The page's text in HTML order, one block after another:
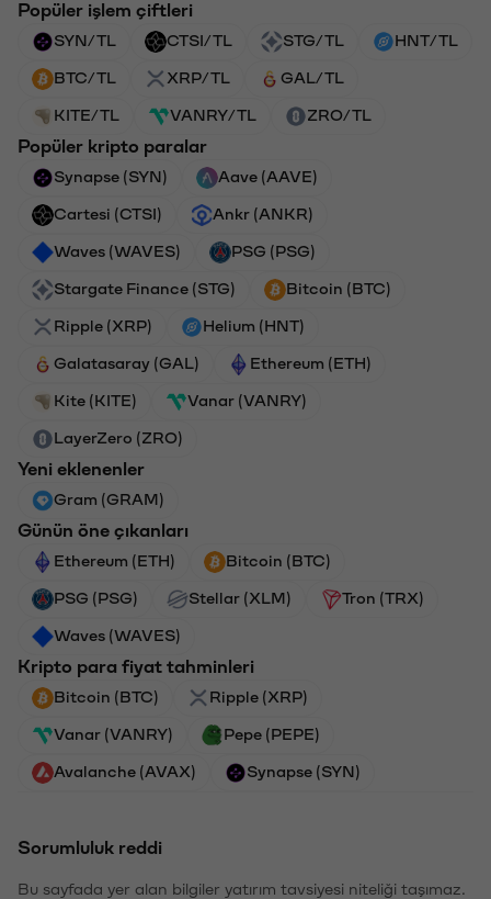
Popüler işlem çiftleri
SYN/TL CTSI/TL STG/TL HNT/TL
BTC/TL XRP/TL GAL/TL
KITE/TL VANRY/TL ZRO/TL
Popüler kripto paralar
Synapse (SYN) Aave (AAVE)
Cartesi (CTSI) Ankr (ANKR)
Waves (WAVES) PSG (PSG)
Stargate Finance (STG) Bitcoin (BTC)
Ripple (XRP) Helium (HNT)
Galatasaray (GAL) Ethereum (ETH)
Kite (KITE) Vanar (VANRY)
LayerZero (ZRO)
Yeni eklenenler
Gram (GRAM)
Günün öne çıkanları
Ethereum (ETH) Bitcoin (BTC)
PSG (PSG) Stellar (XLM) Tron (TRX)
Waves (WAVES)
Kripto para fiyat tahminleri
Bitcoin (BTC) Ripple (XRP)
Vanar (VANRY) Pepe (PEPE)
Avalanche (AVAX) Synapse (SYN)
Sorumluluk reddi
Bu sayfada yer alan bilgiler yatırım tavsiyesi niteliği taşımaz.